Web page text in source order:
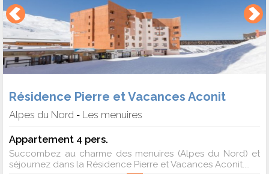
Résidence Pierre et Vacances Aconit
Alpes du Nord - Les menuires
Appartement 4 pers.
Succombez au charme des menuires (Alpes du Nord) et
séjournez dans la Résidence Pierre et Vacances Aconit....